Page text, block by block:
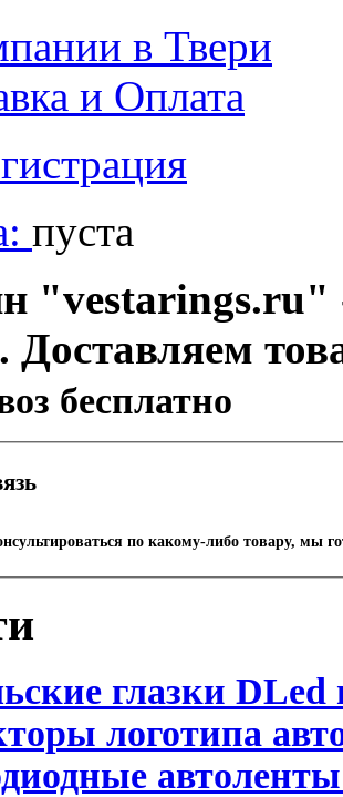
в Твери
и Оплата
пуста
"vestarings.ru"
Доставляем
бесплатно
по какому-либо товару, мы
глазки DLed
логотипа